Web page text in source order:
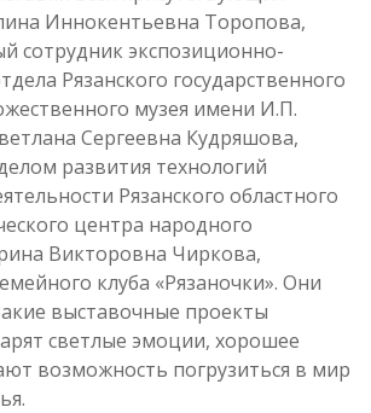
Иннокентьевна Торопова,
сотрудник экспозиционно-
Рязанского государственного
музея имени И.П.
Сергеевна Кудряшова,
развития технологий
Рязанского областного
центра народного
Викторовна Чиркова,
клуба «Рязаночки». Они
выставочные проекты
светлые эмоции, хорошее
возможность погрузиться в мир